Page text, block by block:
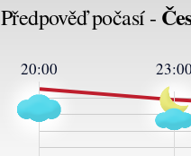
Předpověď počasí -
20:00 23:00
26
24
19